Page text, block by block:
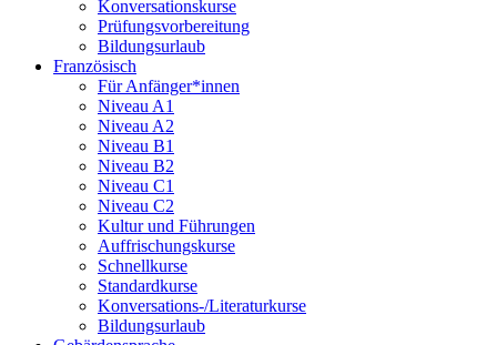
Konversationskurse
Prüfungsvorbereitung
Bildungsurlaub
Französisch
Für Anfänger*innen
Niveau A1
Niveau A2
Niveau B1
Niveau B2
Niveau C1
Niveau C2
Kultur und Führungen
Auffrischungskurse
Schnellkurse
Standardkurse
Konversations-/Literaturkurse
Bildungsurlaub